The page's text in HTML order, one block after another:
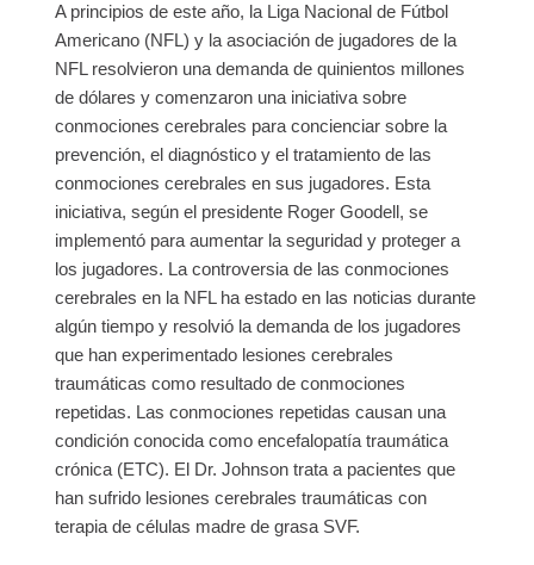
A principios de este año, la Liga Nacional de Fútbol
Americano (NFL) y la asociación de jugadores de la
NFL resolvieron una demanda de quinientos millones
de dólares y comenzaron una iniciativa sobre
conmociones cerebrales para concienciar sobre la
prevención, el diagnóstico y el tratamiento de las
conmociones cerebrales en sus jugadores. Esta
iniciativa, según el presidente Roger Goodell, se
implementó para aumentar la seguridad y proteger a
los jugadores. La controversia de las conmociones
cerebrales en la NFL ha estado en las noticias durante
algún tiempo y resolvió la demanda de los jugadores
que han experimentado lesiones cerebrales
traumáticas como resultado de conmociones
repetidas. Las conmociones repetidas causan una
condición conocida como encefalopatía traumática
crónica (ETC). El Dr. Johnson trata a pacientes que
han sufrido lesiones cerebrales traumáticas con
terapia de células madre de grasa SVF.